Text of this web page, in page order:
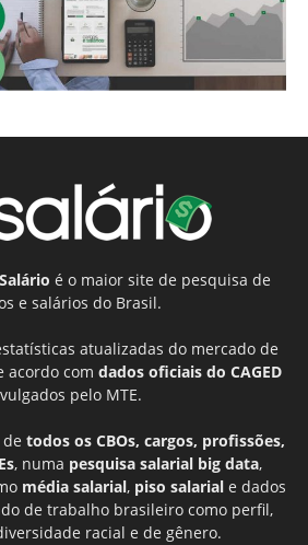
é o maior site de pesquisa de
e salários do Brasil.
atualizadas do mercado de
acordo com dados oficiais do CAGED
pelo MTE.
todos os CBOs, cargos, profissões,
, numa pesquisa salarial big data,
média salarial, piso salarial e dados
de trabalho brasileiro como perfil,
racial e de gênero.